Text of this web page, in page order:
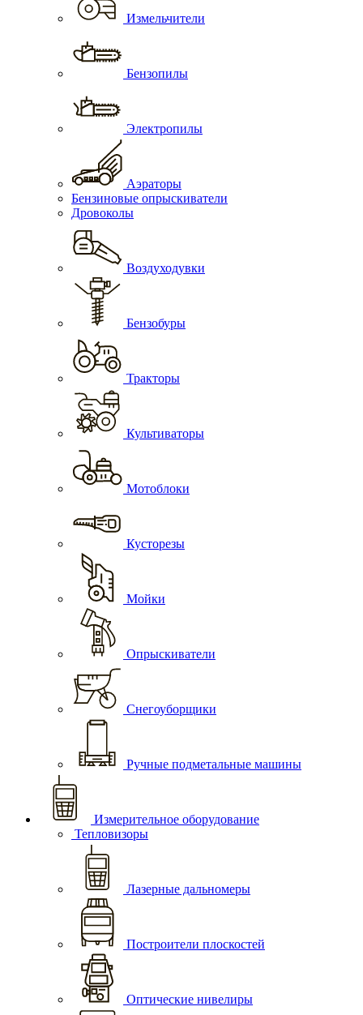
Измельчители
Бензопилы
Электропилы
Аэраторы
Бензиновые опрыскиватели
Дровоколы
Воздуходувки
Бензобуры
Тракторы
Культиваторы
Мотоблоки
Кусторезы
Мойки
Опрыскиватели
Снегоуборщики
Ручные подметальные машины
Измерительное оборудование
Тепловизоры
Лазерные дальномеры
Построители плоскостей
Оптические нивелиры